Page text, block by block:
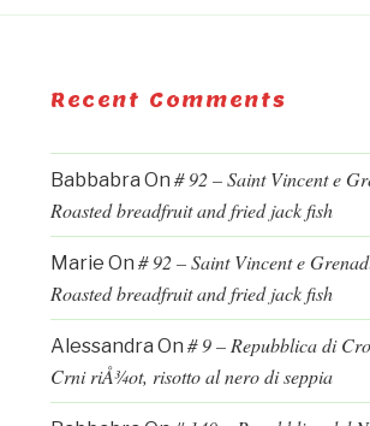
Recent Comments
Babbabra On # 92 – Saint Vincent e
Roasted breadfruit and fried jack fish
Marie On # 92 – Saint Vincent e
Roasted breadfruit and fried jack fish
Alessandra On # 9 – Repubblica di
Crni riÅ¾ot, risotto al nero di seppia